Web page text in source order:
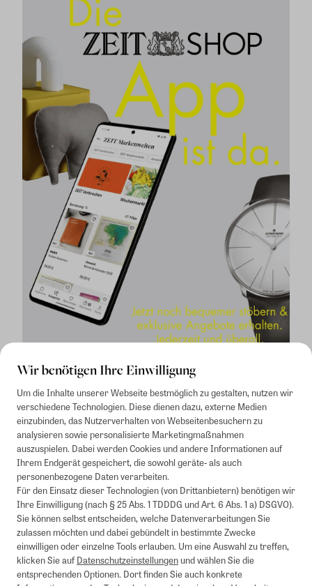
Wir benötigen Ihre Einwilligung
Um die Inhalte unserer Webseite bestmöglich zu gestalten, nutzen wir
verschiedene Technologien. Diese dienen dazu, externe Medien
einzubinden, das Nutzerverhalten von Webseitenbesuchern zu
analysieren sowie personalisierte Marketingmaßnahmen
auszuspielen. Dabei werden Cookies und andere Informationen auf
Ihrem Endgerät gespeichert, die sowohl geräte- als auch
personenbezogene Daten verarbeiten.
Für den Einsatz dieser Technologien (von Drittanbietern) benötigen wir
Ihre Einwilligung (nach § 25 Abs. 1 TDDDG und Art. 6 Abs. 1 a) DSGVO).
Sie können selbst entscheiden, welche Datenverarbeitungen Sie
zulassen möchten und dabei gebündelt in bestimmte Zwecke
einwilligen oder einzelne Tools erlauben. Um eine Auswahl zu treffen,
klicken Sie aufDatenschutzeinstellungenund wählen Sie die
entsprechenden Optionen. Dort finden Sie auch konkrete
Mindestbestellwert von 50€. Nicht anwendbar auf Produkte, die der
Buchpreisbindung unterliegen, ZEIT-Akademie, e-Books. Keine
Barauszahlung möglich. Nicht mit weiteren Gutscheinen/Rabatten
kombinierbar.
Briefsendungen sind vom kostenlosen Rückversand ausgeschlossen.
Weitere Informationen zu Rücksendungen finden Sie hier.
Alle Preise inkl. gesetzl. MwSt. zzgl. Versandkosten